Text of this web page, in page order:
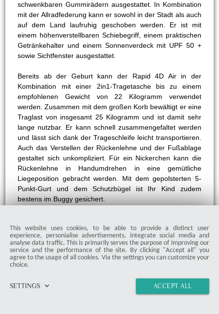
schwenkbaren Gummirädern ausgestattet. In Kombination
mit der Allradfederung kann er sowohl in der Stadt als auch
auf dem Land laufruhig geschoben werden. Er ist mit
einem höhenverstellbaren Schiebegriff, einem praktischen
Getränkehalter und einem Sonnenverdeck mit UPF 50 +
sowie Sichtfenster ausgestattet.
Bereits ab der Geburt kann der Rapid 4D Air in der
Kombination mit einer 2in1-Tragetasche bis zu einem
empfohlenen Gewicht von 22 Kilogramm verwendet
werden. Zusammen mit dem großen Korb bewältigt er eine
Traglast von insgesamt 25 Kilogramm und ist damit sehr
lange nutzbar. Er kann schnell zusammengefaltet werden
und lässt sich dank der Trageschleife leicht transportieren.
Auch das Verstellen der Rückenlehne und der Fußablage
gestaltet sich unkompliziert. Für ein Nickerchen kann die
Rückenlehne in Handumdrehen in eine gemütliche
Liegeposition gebracht werden. Mit dem gepolsterten 5-
Punkt-Gurt und dem Schutzbügel ist Ihr Kind zudem
bestens im Buggy gesichert.
This website uses cookies, to be able to provide a distinct user
experience, personialise advertisements, integrate social media and
analyse data traffic. This is primarily serves the purpose of improving our
service and the performance of the site. By clicking "Accept all" you
agree to the usage of all cookies. Via the settings you can customize your
choice.
SETTINGS keyboard_arrow_down ACCEPT ALL